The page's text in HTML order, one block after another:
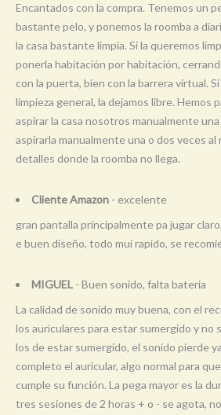
Encantados con la compra. Tenemos un
bastante pelo, y ponemos la roomba a
la casa bastante limpia. Si la queremos
ponerla habitación por habitación,
con la puerta, bien con la barrera virtual.
limpieza general, la dejamos libre. Hemos
aspirar la casa nosotros manualmente una
aspirarla manualmente una o dos veces al
detalles donde la roomba no llega.
Cliente Amazon - excelente
gran pantalla principalmente pa jugar
e buen diseño, todo mui rapido, se
MIGUEL - Buen sonido, falta bateria
La calidad de sonido muy buena, con el
los auriculares para estar sumergido y no
los de estar sumergido, el sonido pierde
completo el auricular, algo normal para
cumple su función. La pega mayor es la
tres sesiones de 2 horas + o - se agota,